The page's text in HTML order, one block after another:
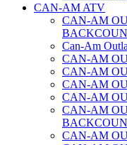
CAN-AM ATV
CAN-AM
Can-Am
CAN-AM
CAN-AM
CAN-AM
CAN-AM
CAN-AM
CAN-AM